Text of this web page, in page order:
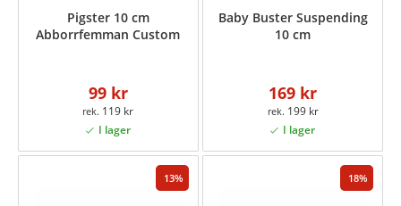
Pigster 10 cm
Abborrfemman Custom
99 kr
119 kr
Baby Buster Suspending
10 cm
169 kr
199 kr
13 18